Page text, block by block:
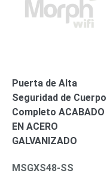
Memorias
Micro
de Estado
Sólido
(SSD)
Software
VMS y
Analíticas
Puerta de Alta
Seguridad de Cuerpo
Completo ACABADO
EN ACERO
GALVANIZADO
MSGXS48-SS